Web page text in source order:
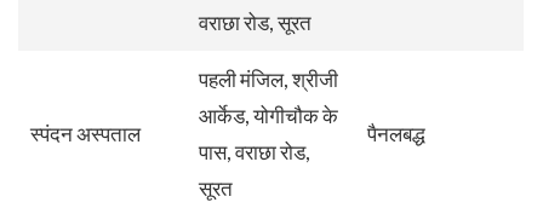
वराछा रोड, सूरत
स्पंदन अस्पताल
पहली मंजिल, श्रीजी
आर्केड, योगीचौक के
पास, वराछा रोड,
सूरत
पैनलबद्ध